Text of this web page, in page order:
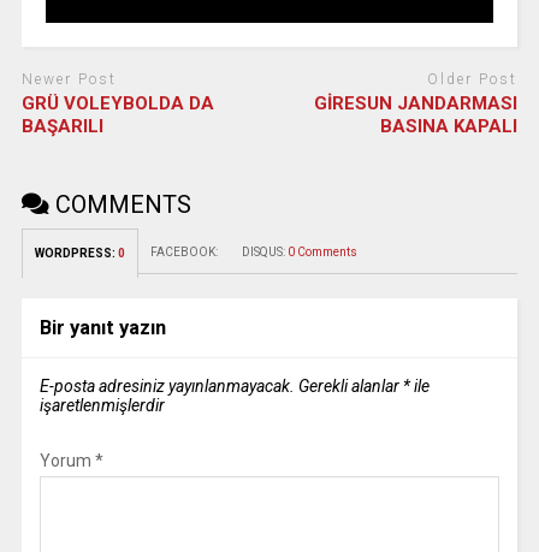
Newer Post
GRÜ VOLEYBOLDA DA
BAŞARILI
Older Post
GİRESUN JANDARMASI
BASINA KAPALI
COMMENTS
WORDPRESS: 0 FACEBOOK: DISQUS: 0 Comments
Bir yanıt yazın
E-posta adresiniz yayınlanmayacak. Gerekli alanlar *ile
işaretlenmişlerdir
Yorum *